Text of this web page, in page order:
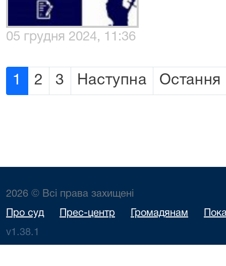
05 грудня 2024, 11:36
1 2 3 Наступна Остання
2026 © Всі права захищені
Про суд Прес-центр Громадянам
v1.38.1